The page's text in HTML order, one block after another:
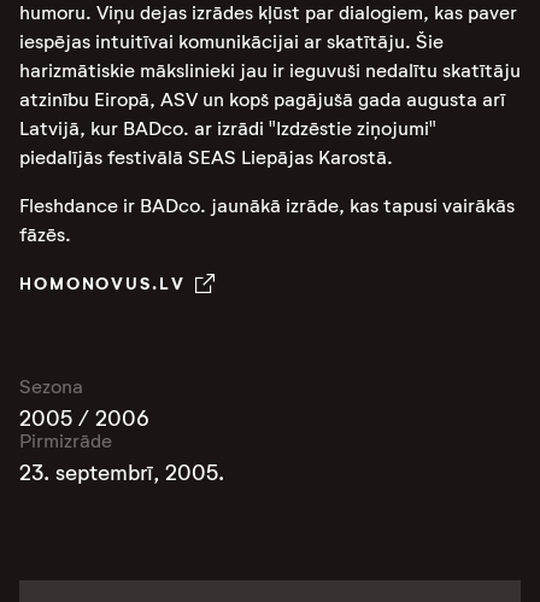
humoru. Viņu dejas izrādes kļūst par dialogiem, kas paver
iespējas intuitīvai komunikācijai ar skatītāju. Šie
harizmātiskie mākslinieki jau ir ieguvuši nedalītu skatītāju
atzinību Eiropā, ASV un kopš pagājušā gada augusta arī
Latvijā, kur BADco. ar izrādi "Izdzēstie ziņojumi"
piedalījās festivālā SEAS Liepājas Karostā.
Fleshdance ir BADco. jaunākā izrāde, kas tapusi vairākās
fāzēs.
HOMONOVUS.LV
Sezona
2005 / 2006
Pirmizrāde
23. septembrī, 2005.